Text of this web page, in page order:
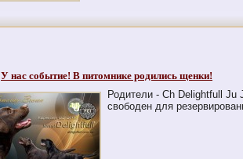
У нас событие! В питомнике родились щенки!
Родители - Ch Delightfull Ju
свободен для